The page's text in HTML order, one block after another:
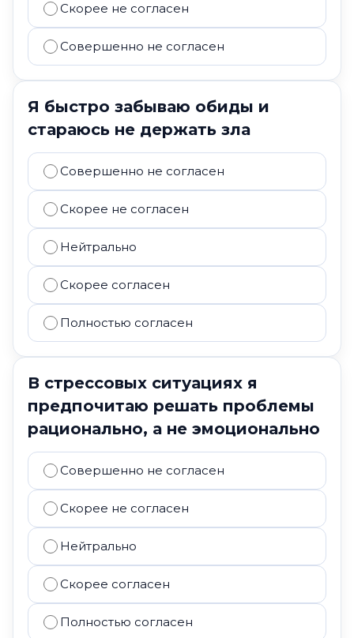
Скорее не согласен
Совершенно не согласен
Я быстро забываю обиды и
стараюсь не держать зла
Совершенно не согласен
Скорее не согласен
Нейтрально
Скорее согласен
Полностью согласен
В стрессовых ситуациях я
предпочитаю решать проблемы
рационально, а не эмоционально
Совершенно не согласен
Скорее не согласен
Нейтрально
Скорее согласен
Полностью согласен